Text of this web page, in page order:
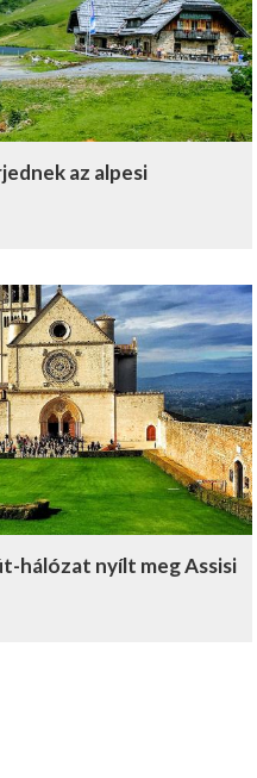
az alpesi
hálózat nyílt meg Assisi